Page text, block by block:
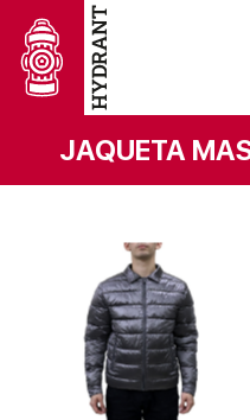
JAQUETA
VER MAIS